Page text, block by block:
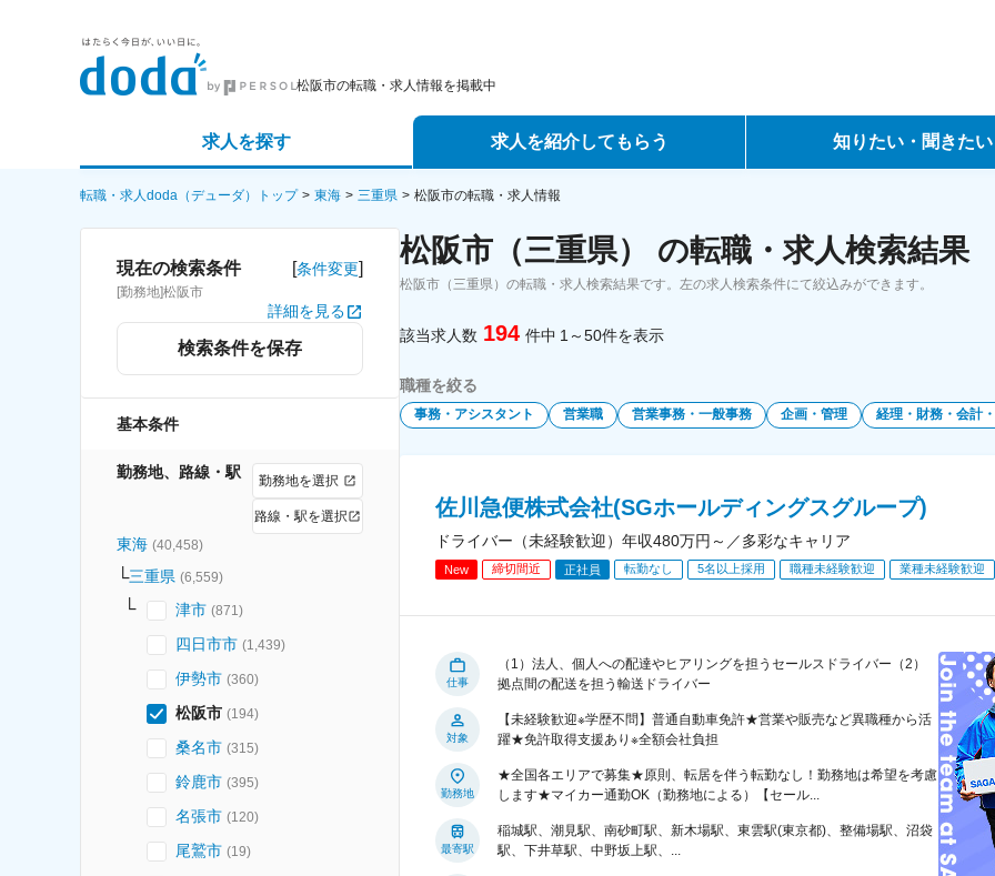
松阪市の転職・求人情報を掲載中
求人を探す
詳細条件から探す
求人特集から探す
求人を紹介してもらう
エージェントサービス
スカウトサービス
知りたい・聞きたい
データで見る転職
転職・求人doda（デューダ）トップ 東海 三重県 松阪市の転職・求人情報
現在の検索条件 [条件変更]
[勤務地]松阪市
詳細を見る
検索条件を保存
基本条件
勤務地、路線・駅 勤務地を選択
路線・駅を選択
東海 (40,458)
三重県 (6,559)
津市 (871 )
四日市市 (1,439)
伊勢市 (360)
松阪市 (194)
桑名市 (315)
鈴鹿市 (395)
名張市 (120)
尾鷲市 (19)
松阪市（三重県） の転職・求人検索結果
松阪市（三重県）の転職・求人検索結果です。左の求人検索条件にて絞込みができます。
該当求人数 194 件中 1～50件を表示
職種を絞る
事務・アシスタント 営業職 営業事務・一般事務 企画・管理
佐川急便株式会社(SGホールディングスグループ)
ドライバー（未経験歓迎）年収480万円～／多彩なキャリア
New 締切間近 正社員 転勤なし 5名以上採用 職種未経験歓迎 業種未経験歓迎
仕事
（1）法人、個人への配達やヒアリングを担うセールスドライバー（2）
拠点間の配送を担う輸送ドライバー
対象
【未経験歓迎※学歴不問】普通自動車免許★営業や販売など異職種から活
躍★免許取得支援あり※全額会社負担
勤務地
★全国各エリアで募集★原則、転居を伴う転勤なし！勤務地は希望を考慮
します★マイカー通勤OK（勤務地による）【セール...
最寄駅
稲城駅、潮見駅、南砂町駅、新木場駅、東雲駅(東京都)、整備場駅、沼袋
駅、下井草駅、中野坂上駅、...